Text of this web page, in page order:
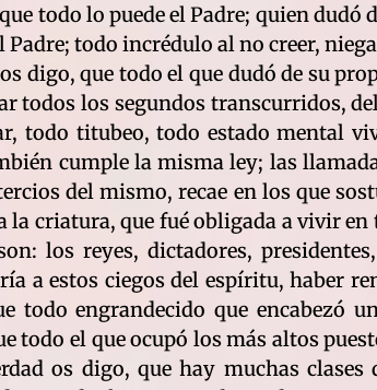
todo lo puede el Padre; quien dudó
todo incrédulo al no creer,
digo, que todo el que dudó de su
todos los segundos transcurridos,
todo titubeo, todo estado mental
cumple la misma ley; las
del mismo, recae en los que
criatura, que fué obligada a vivir
los reyes, dictadores,
a estos ciegos del espíritu, haber
todo engrandecido que encabezó
todo el que ocupó los más altos
os digo, que hay muchas